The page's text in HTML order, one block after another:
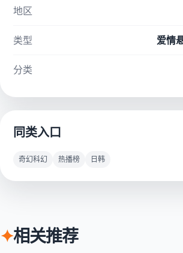
地区
类型 爱情
分类
同类入口
奇幻科幻 热播榜 日韩
✦相关推荐